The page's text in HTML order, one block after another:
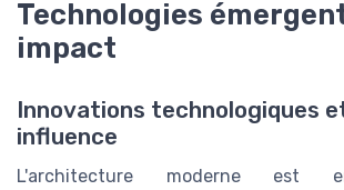
Technologies
impact
Innovations technologiques
influence
L'architecture moderne est